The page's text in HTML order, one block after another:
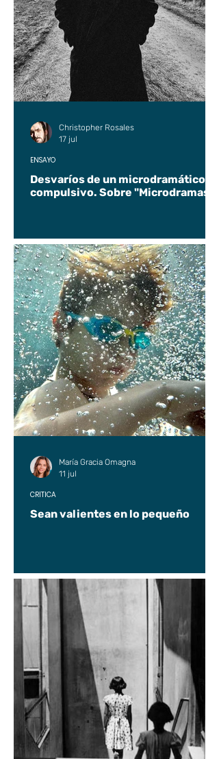
Desvaríos de un microdramático
compulsivo. Sobre "Microdramas".
ENSAYO
Christopher Rosales
17 jul
Sean valientes en lo pequeño
CRÍTICA
María Gracia Omagna
11 jul